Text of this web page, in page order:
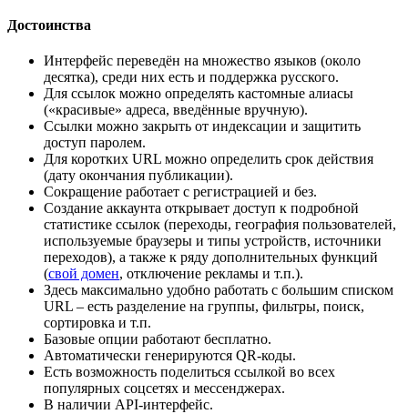
Достоинства
Интерфейс переведён на множество языков (около
десятка), среди них есть и поддержка русского.
Для ссылок можно определять кастомные алиасы
(«красивые» адреса, введённые вручную).
Ссылки можно закрыть от индексации и защитить
доступ паролем.
Для коротких URL можно определить срок действия
(дату окончания публикации).
Сокращение работает с регистрацией и без.
Создание аккаунта открывает доступ к подробной
статистике ссылок (переходы, география пользователей,
используемые браузеры и типы устройств, источники
переходов), а также к ряду дополнительных функций
(свой домен, отключение рекламы и т.п.).
Здесь максимально удобно работать с большим списком
URL – есть разделение на группы, фильтры, поиск,
сортировка и т.п.
Базовые опции работают бесплатно.
Автоматически генерируются QR-коды.
Есть возможность поделиться ссылкой во всех
популярных соцсетях и мессенджерах.
В наличии API-интерфейс.